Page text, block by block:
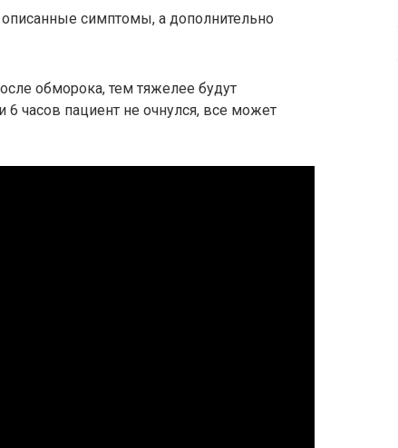
описанные симптомы, а дополнительно
обморока, тем тяжелее будут
часов пациент не очнулся, все может